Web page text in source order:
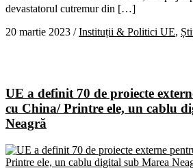
devastatorul cutremur din […]
20 martie 2023 /Instituții & Politici UE,
UE a definit 70 de proiecte
cu China/ Printre ele, un cablu
Neagră